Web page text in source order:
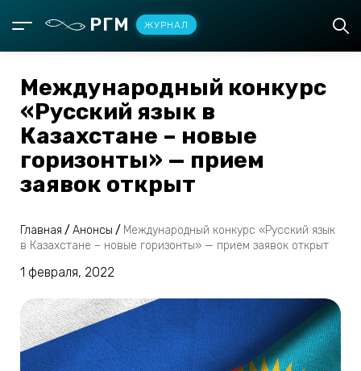
РГМ ЖУРНАЛ
Международный конкурс
«Русский язык в
Казахстане – новые
горизонты» — прием
заявок открыт
Главная / Анонсы / Международный конкурс «Русский язык
в Казахстане – новые горизонты» — прием заявок открыт
1 февраля, 2022